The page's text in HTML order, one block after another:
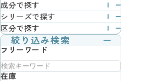
成分で探す
シリーズで探す
区分で探す
絞り込み検索
フリーワード
在庫